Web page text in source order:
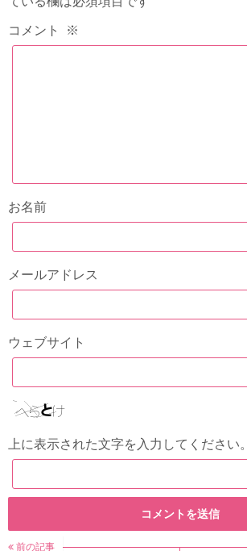
コメント ※
お名前
メールアドレス
ウェブサイト
上に表示された文字を入力してください。
前の記事